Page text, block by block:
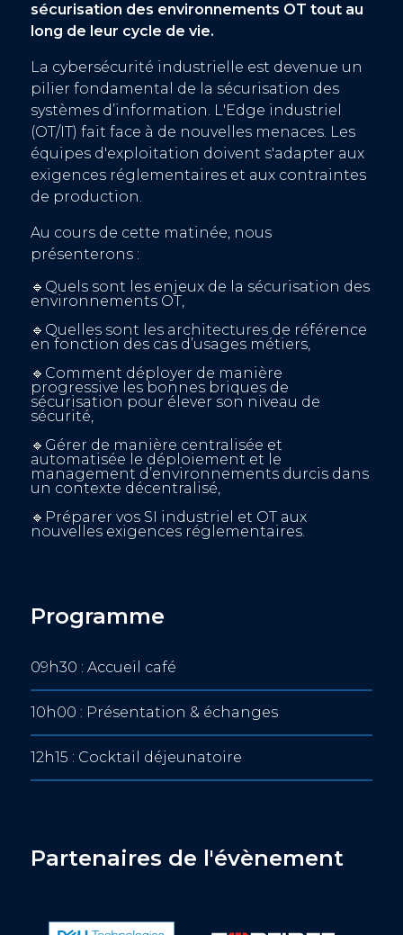
sécurisation des environnements OT tout au
long de leur cycle de vie.
La cybersécurité industrielle est devenue un
pilier fondamental de la sécurisation des
systèmes d’information. L'Edge industriel
(OT/IT) fait face à de nouvelles menaces. Les
équipes d'exploitation doivent s'adapter aux
exigences réglementaires et aux contraintes
de production.
Au cours de cette matinée, nous
présenterons :
🔹Quels sont les enjeux de la sécurisation des
environnements OT,
🔹Quelles sont les architectures de référence
en fonction des cas d’usages métiers,
🔹Comment déployer de manière
progressive les bonnes briques de
sécurisation pour élever son niveau de
sécurité,
🔹Gérer de manière centralisée et
automatisée le déploiement et le
management d’environnements durcis dans
un contexte décentralisé,
🔹Préparer vos SI industriel et OT aux
nouvelles exigences réglementaires.
Programme
09h30 : Accueil café
10h00 : Présentation & échanges
12h15 : Cocktail déjeunatoire
Partenaires de l'évènement